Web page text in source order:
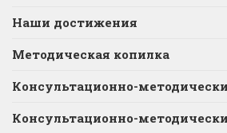
Наши достижения
Методическая копилка
Консультационно-
Консультационно-